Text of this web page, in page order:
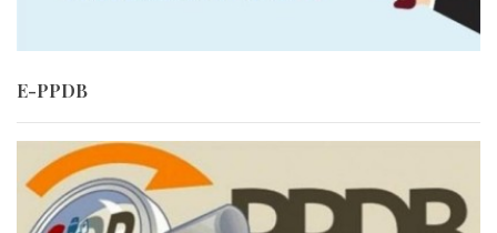
E-PPDB